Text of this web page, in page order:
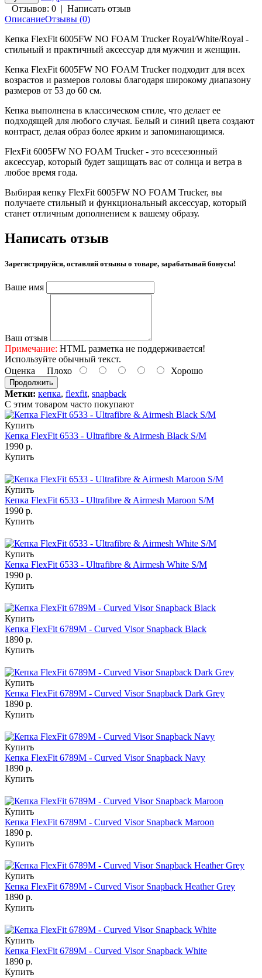
Отзывов: 0 | Написать отзыв
ОписаниеОтзывы (0)
Кепка FlexFit 6005FW NO FOAM Trucker Royal/White/Royal -
стильный и практичный аксессуар для мужчин и женщин.
Кепка FlexFit 6005FW NO FOAM Trucker подходит для всех
возрастов и размеров головы благодаря широкому диапазону
размеров от 53 до 60 см.
Кепка выполнена в классическом стиле, что делает ее
подходящей для любого случая. Белый и синий цвета создают
контраст, делая образ более ярким и запоминающимся.
FlexFit 6005FW NO FOAM Trucker - это всесезонный
аксессуар, который будет защищать вас от солнца и ветра в
любое время года.
Выбирая кепку FlexFit 6005FW NO FOAM Trucker, вы
получаете стильный и функциональный аксессуар, который
станет отличным дополнением к вашему образу.
Написать отзыв
Зарегистрируйся, оставляй отзывы о товаре, зарабатывай бонусы!
Ваше имя
Ваш отзыв
Примечание: HTML разметка не поддерживается!
Используйте обычный текст.
Оценка Плохо Хорошо
Продолжить
Метки: кепка, flexfit, snapback
С этим товаром часто покупают
Купить
Кепка FlexFit 6533 - Ultrafibre & Airmesh Black S/M
1990 р.
Купить
Купить
Кепка FlexFit 6533 - Ultrafibre & Airmesh Maroon S/M
1990 р.
Купить
Купить
Кепка FlexFit 6533 - Ultrafibre & Airmesh White S/M
1990 р.
Купить
Купить
Кепка FlexFit 6789M - Curved Visor Snapback Black
1890 р.
Купить
Купить
Кепка FlexFit 6789M - Curved Visor Snapback Dark Grey
1890 р.
Купить
Купить
Кепка FlexFit 6789M - Curved Visor Snapback Navy
1890 р.
Купить
Купить
Кепка FlexFit 6789M - Curved Visor Snapback Maroon
1890 р.
Купить
Купить
Кепка FlexFit 6789M - Curved Visor Snapback Heather Grey
1890 р.
Купить
Купить
Кепка FlexFit 6789M - Curved Visor Snapback White
1890 р.
Купить